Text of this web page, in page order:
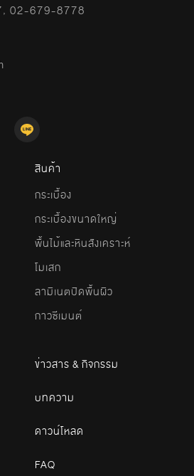
, 02-679-8778
สินค้า
กระเบื้อง
กระเบื้องขนาดใหญ่
พื้นไม้และหินสังเคราะห์
โมเสก
ลามิเนตปิดพื้นผิว
กาวซีเมนต์
ข่าวสาร & กิจกรรม
บทความ
ดาวน์โหลด
FAQ